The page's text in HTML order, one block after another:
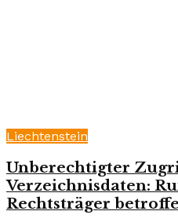
Liechtenstein
Unberechtigter
Verzeichnisdaten:
Rechtsträger